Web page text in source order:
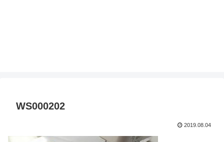
WS000202
2019.08.04